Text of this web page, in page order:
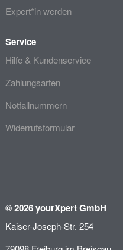
Expert*in werden
Service
Hilfe & Kundenservice
Zahlungsarten
Notfallnummern
Widerrufsformular
© 2026 yourXpert GmbH
Kaiser-Joseph-Str. 254